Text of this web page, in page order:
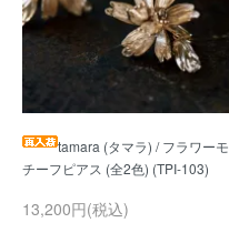
tamara (タマラ) / フラワーモ
13,200円(税込)